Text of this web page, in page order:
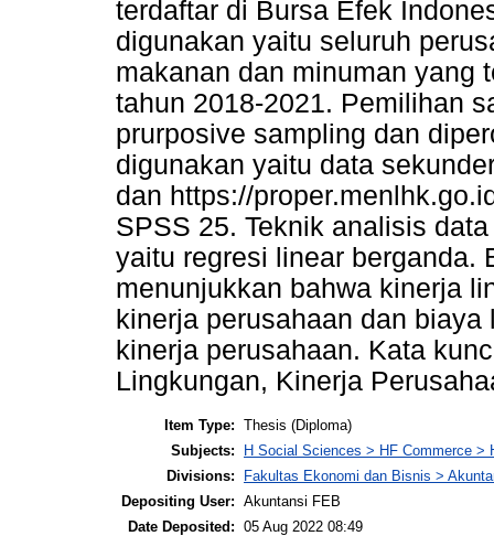
terdaftar di Bursa Efek
digunakan yaitu seluruh
makanan dan minuman yang
tahun 2018-2021. Pemilihan
prurposive sampling dan
digunakan yaitu data
dan https://
SPSS 25. Teknik analisis
yaitu regresi linear berganda.
menunjukkan bahwa kinerja
kinerja perusahaan dan
kinerja perusahaan. Kata
Lingkungan, Kinerja
Item Type: Thesis (Diploma)
Subjects:
H Social Sciences > HF Commerce >
Divisions:
Fakultas Ekonomi dan Bisnis >
Depositing User: Akuntansi FEB
Date Deposited: 05 Aug 2022 08:49